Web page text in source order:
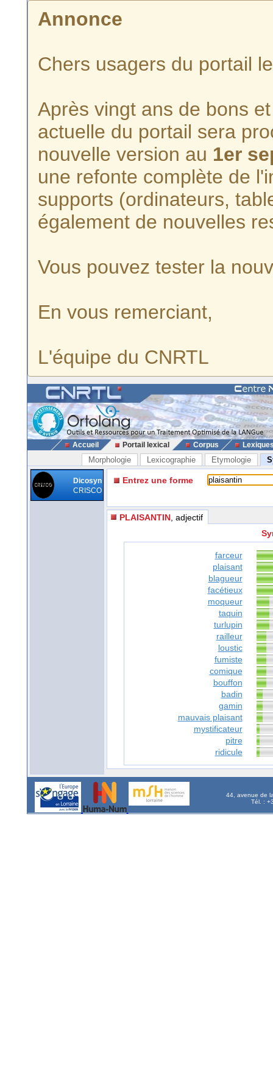
Annonce
Chers usagers du portail
Après vingt ans de bons
actuelle du portail sera
nouvelle version au 1er
une refonte complète de
supports (ordinateurs,
également de nouvelles
Vous pouvez tester la
En vous remerciant,
L'équipe du CNRTL
Accueil Portail lexical Corpus
Morphologie Lexicographie Etymologie
Dicosyn
CRISCO
Entrez une forme
PLAISANTIN , adjectif
farceur
plaisant
blagueur
facétieux
moqueur
taquin
turlupin
railleur
loustic
fumiste
comique
bouffon
badin
gamin
mauvais plaisant
mystificateur
pitre
ridicule
44, avenue de
Tél. :